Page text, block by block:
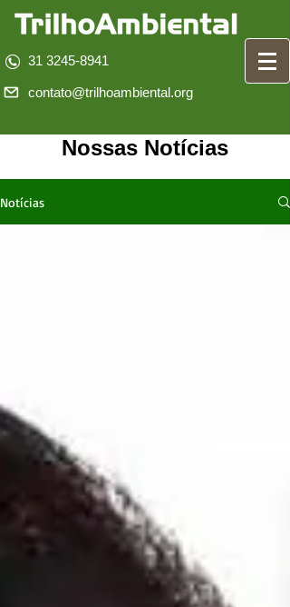
31 3245-8941
contato@trilhoambiental.org
Nossas Notícias
Notícias